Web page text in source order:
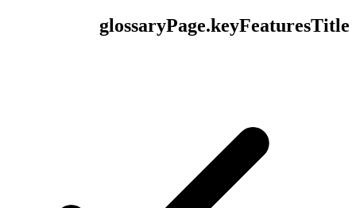
glossaryPage.keyFeaturesTitle